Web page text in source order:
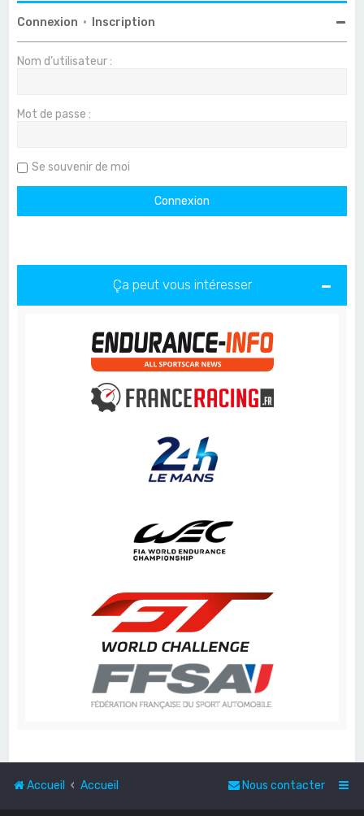
Connexion • Inscription
Nom d’utilisateur :
Mot de passe :
Se souvenir de moi
Ça peut vous intéresser
Accueil Accueil Nous contacter